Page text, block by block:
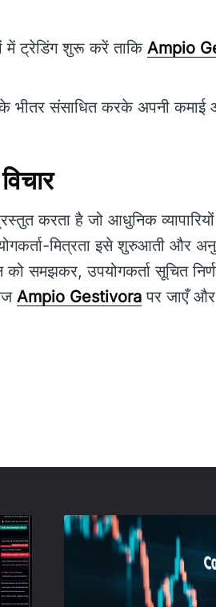
में ट्रेडिंग शुरू करें ताकि Ampio
भीतर संसाधित करके अपनी कमाई
करता है जो आधुनिक
मित्रता इसे शुरुआती और
समझकर, उपयोगकर्ता सूचित
Ampio Gestivora पर जाएँ